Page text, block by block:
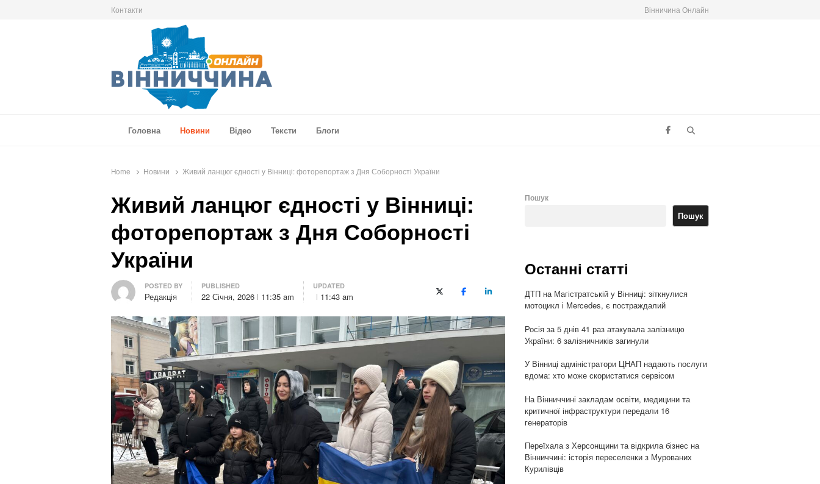
Контакти Вінничина Онлайн
Головна
Новини Відео Тексти Блоги
Home Новини Живий ланцюг єдності у Вінниці: фоторепортаж з Дня Соборності України
Живий ланцюг єдності у Вінниці:
фоторепортаж з Дня Соборності
України
Author
POSTED BY
Редакція
PUBLISHED
22 Січня, 2026 11:35 am
UPDATED
11:43 am X (Twitter)FacebookLinkedIn
Пошук
Пошук
Останні статті
ДТП на Магістратській у Вінниці: зіткнулися
мотоцикл і Mercedes, є постраждалий
Росія за 5 днів 41 раз атакувала залізницю
України: 6 залізничників загинули
У Вінниці адміністратори ЦНАП надають послуги
вдома: хто може скористатися сервісом
На Вінниччині закладам освіти, медицини та
критичної інфраструктури передали 16
генераторів
Переїхала з Херсонщини та відкрила бізнес на
Вінниччині: історія переселенки з Мурованих
Курилівців